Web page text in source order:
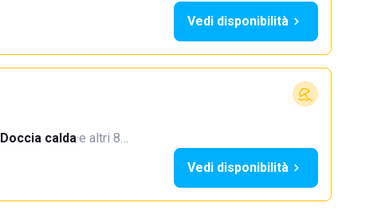
Vedi disponibilità
Doccia calda·e altri 8…
Vedi disponibilità